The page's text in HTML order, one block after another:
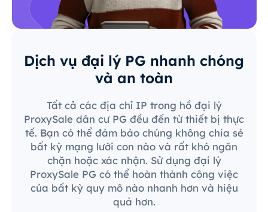
Dịch vụ đại lý PG nhanh chóng
và an toàn
Tất cả các địa chỉ IP trong hồ đại lý
ProxySale dân cư PG đều đến từ thiết bị thực
tế. Bạn có thể đảm bảo chúng không chia sẻ
bất kỳ mạng lưới con nào và rất khó ngăn
chặn hoặc xác nhận. Sử dụng đại lý
ProxySale PG có thể hoàn thành công việc
của bất kỳ quy mô nào nhanh hơn và hiệu
quả hơn.